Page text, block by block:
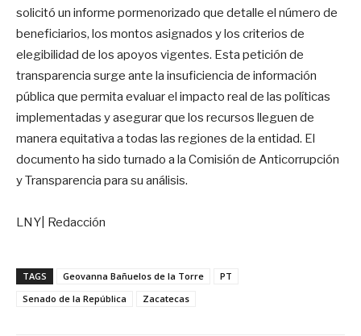
solicitó un informe pormenorizado que detalle el número de
beneficiarios, los montos asignados y los criterios de
elegibilidad de los apoyos vigentes. Esta petición de
transparencia surge ante la insuficiencia de información
pública que permita evaluar el impacto real de las políticas
implementadas y asegurar que los recursos lleguen de
manera equitativa a todas las regiones de la entidad. El
documento ha sido turnado a la Comisión de Anticorrupción
y Transparencia para su análisis.
LNY| Redacción
TAGS Geovanna Bañuelos de la Torre
PT
Senado de la República
Zacatecas